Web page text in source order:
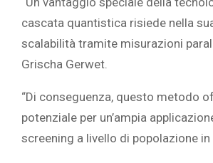
cascata quantistica risiede nella
scalabilità tramite misurazioni
Grischa Gerwet.
“Di conseguenza, questo metodo
potenziale per un’ampia
screening a livello di popolazione in